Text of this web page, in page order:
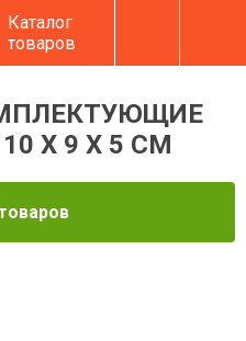
Каталог
товаров
X 9 X 5 СМ